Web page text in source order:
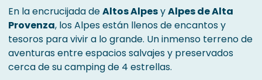
En la encrucijada deAltos AlpesyAlpes de Alta
Provenza, los Alpes están llenos de encantos y
tesoros para vivir a lo grande. Un inmenso terreno de
aventuras entre espacios salvajes y preservados
cerca de su camping de 4 estrellas.